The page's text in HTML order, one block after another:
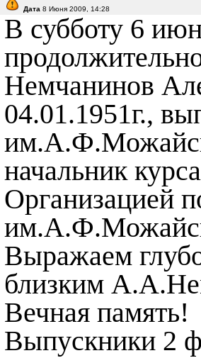
Дата 8 Июня 2009, 14:28
В субботу 6
Немчанинов
04.01.1951г.,
начальник
Организацией
Выражаем
близким
Вечная память!
Выпускники 2